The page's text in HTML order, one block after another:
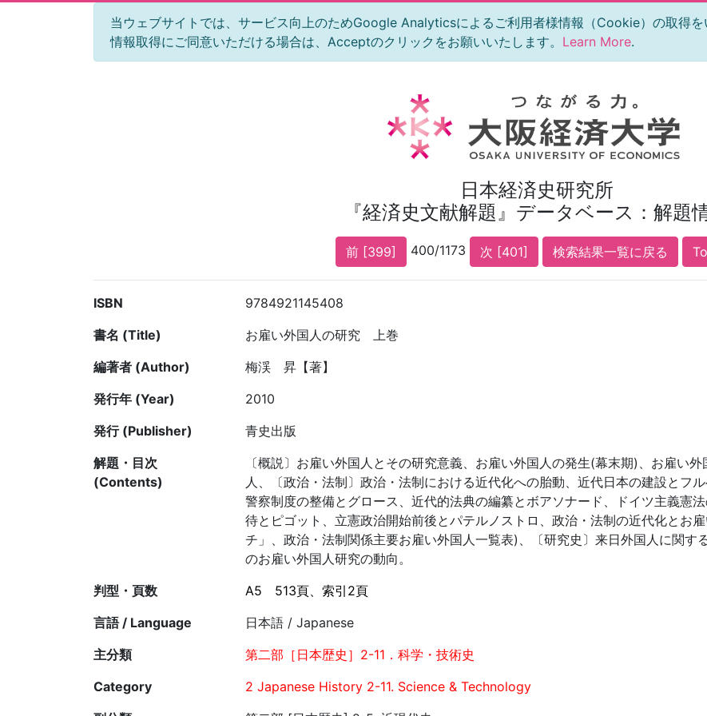
当ウェブサイトでは、サービス向上のためGoogle Analyticsによるご利用者様情報（Cookie）の取得を
情報取得にご同意いただける場合は、Acceptのクリックをお願いいたします。 Learn More.
日本経済史研究所
『経済史文献解題』データベース：解題
前 [399] 400/1173 次 [401] 検索結果一覧に戻る
ISBN
9784921145408
書名 (Title)
お雇い外国人の研究 上巻
編著者 (Author)
梅渓 昇【著】
発行年 (Year)
2010
発行 (Publisher)
青史出版
解題・目次
(Contents)
〔概説〕お雇い外国人とその研究意義、お雇い外国人の発生(幕末期)、お雇い
人、〔政治・法制〕政治・法制における近代化への胎動、近代日本の建設とフ
警察制度の整備とグロース、近代的法典の編纂とボアソナード、ドイツ主義憲
待とピゴット、立憲政治開始前後とパテルノストロ、政治・法制の近代化とお
チ」、政治・法制関係主要お雇い外国人一覧表)、〔研究史〕来日外国人に関す
のお雇い外国人研究の動向。
判型・頁数
A5
513頁、索引2頁
言語 / Language
日本語 / Japanese
主分類
第二部［日本歴史］2-11．科学・技術史
Category
2 Japanese History 2-11. Science & Technology